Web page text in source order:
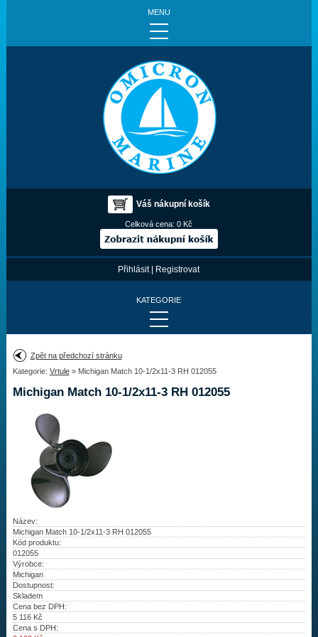
MENU
Váš nákupní košík
Celková cena:0 Kč
Přihlásit| Registrovat
KATEGORIE
Provedení:
Výrobce:
Drážky na hřídeli:
Najít vrtuli
Vrtule
Redukční pouzdra XHS
Kontakty
Aktuality
Zpět na předchozí stránku
Kategorie: Vrtule» Michigan Match 10-1/2x11-3 RH 012055
Michigan Match 10-1/2x11-3 RH 012055
Název:
Michigan Match 10-1/2x11-3 RH 012055
Kód produktu:
012055
Výrobce:
Michigan
Dostupnost:
Skladem
Cena bez DPH:
5 116Kč
Cena s DPH: